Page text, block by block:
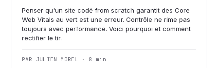
Penser qu'un site codé from scratch garantit des Core
Web Vitals au vert est une erreur. Contrôle ne rime pas
toujours avec performance. Voici pourquoi et comment
rectifier le tir.
PAR JULIEN MOREL · 8 min